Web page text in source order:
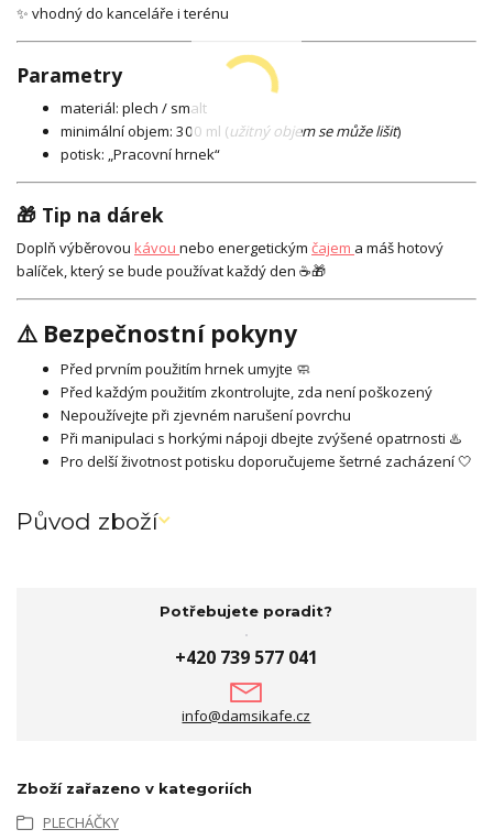
✨ vhodný do kanceláře i terénu
Parametry
materiál: plech / smalt
minimální objem: 300 ml (užitný objem se může lišit)
potisk: „Pracovní hrnek“
🎁 Tip na dárek
Doplň výběrovou kávou nebo energetickým čajem a máš hotový
balíček, který se bude používat každý den ☕🎁
⚠️ Bezpečnostní pokyny
Před prvním použitím hrnek umyjte 🧼
Před každým použitím zkontrolujte, zda není poškozený
Nepoužívejte při zjevném narušení povrchu
Při manipulaci s horkými nápoji dbejte zvýšené opatrnosti ♨️
Pro delší životnost potisku doporučujeme šetrné zacházení 🤍
Původ zboží
Potřebujete poradit?
+420 739 577 041
info@damsikafe.cz
Zboží zařazeno v kategoriích
PLECHÁČKY